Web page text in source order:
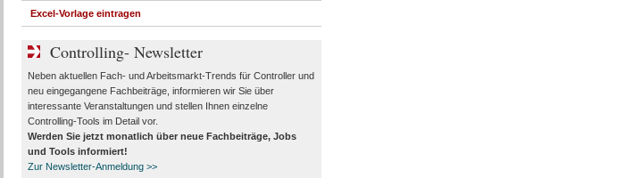
Excel-Vorlage eintragen
Controlling- Newsletter
Neben aktuellen Fach- und Arbeitsmarkt-Trends für Controller und
neu eingegangene Fachbeiträge, informieren wir Sie über
interessante Veranstaltungen und stellen Ihnen einzelne
Controlling-Tools im Detail vor.
Werden Sie jetzt monatlich über neue Fachbeiträge, Jobs
und Toolsinformiert!
Zur Newsletter-Anmeldung >>